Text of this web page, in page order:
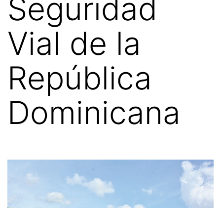
Seguridad
Vial de la
República
Dominicana